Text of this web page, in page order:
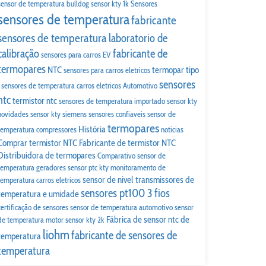
de temperatura bulldogsensor kty 1k Sensores
de temperaturafabricante
de temperatura laboratorio de
sensores para carros EVfabricante de
NTCsensores para carros eletricostermopar tipo
sensores de temperatura carros eletricosAutomotivosensores
termistor ntcsensores de temperatura importadosensor kty
sensor kty siemenssensores confiaveissensor de
compressores Históriatermoparesnoticias
termistor NTC Fabricante de termistor NTC
de termoparesComparativosensor de
geradoressensor ptc ktymonitoramento de
carros eletricossensor de nivel transmissores de
e umidadesensores pt100 3 fios
de sensoressensor de temperatura automotivosensor
temperatura motorsensor kty 2k Fábrica de sensor ntc de
liohmfabricante de sensores de